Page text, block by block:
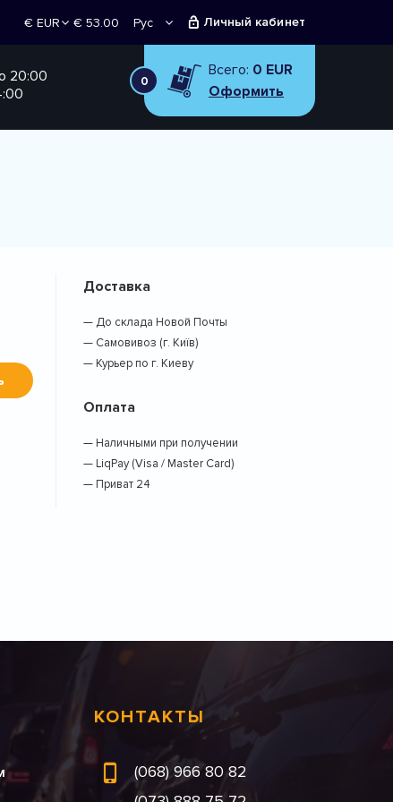
€ EUR
€ 53.00
Рус Личный кабинет
20:00
0
Всего: 0 EUR
Оформить
Доставка
— До склада Новой Почты
— Самовивоз (г. Київ)
— Курьер по г. Киеву
Оплата
— Наличными при получении
— LiqPay (Visa / Master Card)
— Приват 24
КОНТАКТЫ
(068) 966 80 82